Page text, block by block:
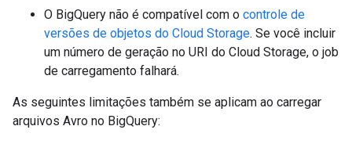
O BigQuery não é compatível com o controle de
versões de objetos do Cloud Storage. Se você incluir
um número de geração no URI do Cloud Storage, o job
de carregamento falhará.
As seguintes limitações também se aplicam ao carregar
arquivos Avro no BigQuery: